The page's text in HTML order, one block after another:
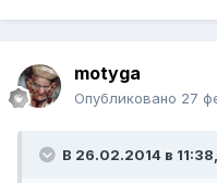
motyga
Опубликовано 27
В 26.02.2014 в